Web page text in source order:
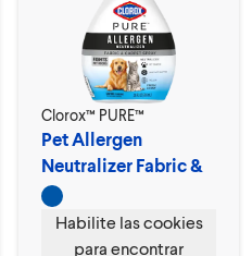
Clorox™ PURE™
Pet Allergen
Neutralizer Fabric &
Carpet Spray
Habilite las cookies
para encontrar